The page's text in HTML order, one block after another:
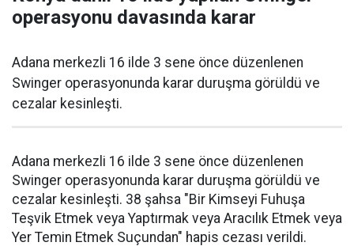
operasyonu davasında karar
Adana merkezli 16 ilde 3 sene önce düzenlenen
Swinger operasyonunda karar duruşma görüldü ve
cezalar kesinleşti.
Adana merkezli 16 ilde 3 sene önce düzenlenen
Swinger operasyonunda karar duruşma görüldü ve
cezalar kesinleşti. 38 şahsa "Bir Kimseyi Fuhuşa
Teşvik Etmek veya Yaptırmak veya Aracılık Etmek veya
Yer Temin Etmek Suçundan" hapis cezası verildi.